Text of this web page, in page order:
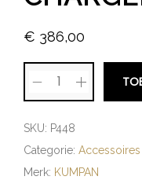
€ 386,00
SKU: P448
Categorie: Accessoires
Merk: KUMPAN